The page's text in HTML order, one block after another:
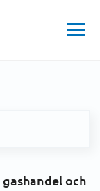
gashandeloch